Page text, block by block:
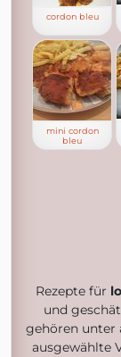
cordon bleu
mini cordon
bleu
Rezepte für
und
gehören unter
ausgewählte